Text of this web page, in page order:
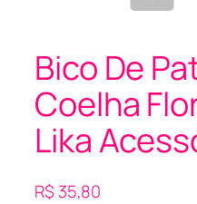
Bico De
Coelha
Lika
R$ 35,80